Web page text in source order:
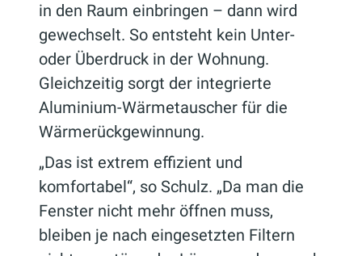
in den Raum einbringen – dann wird
gewechselt. So entsteht kein Unter-
oder Überdruck in der Wohnung.
Gleichzeitig sorgt der integrierte
Aluminium-Wärmetauscher für die
Wärmerückgewinnung.
„Das ist extrem effizient und
komfortabel“, so Schulz. „Da man die
Fenster nicht mehr öffnen muss,
bleiben je nach eingesetzten Filtern